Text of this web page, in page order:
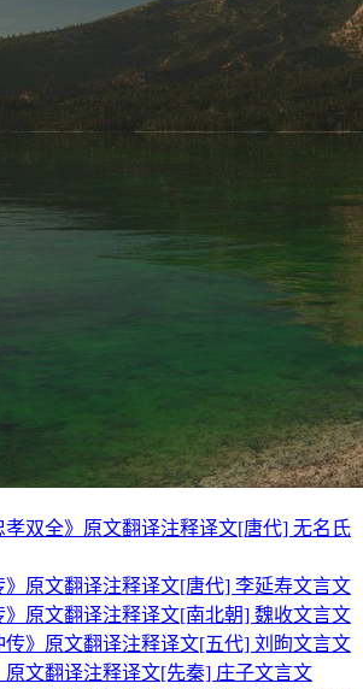
孝双全》原文翻译注释译文[唐代] 无名氏
》原文翻译注释译文[唐代] 李延寿文言文
》原文翻译注释译文[南北朝] 魏收文言文
传》原文翻译注释译文[五代] 刘昫文言文
原文翻译注释译文[先秦] 庄子文言文